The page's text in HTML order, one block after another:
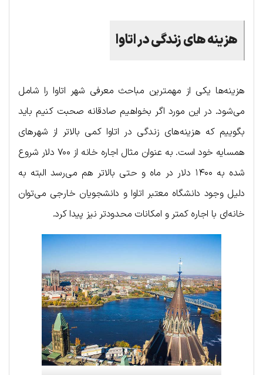
هزینه های زندگی در اتاوا
هزینه‌ها یکی از مهمترین مباحث معرفی شهر اتاوا را شامل
می‌شود. در این مورد اگر بخواهیم صادقانه صحبت کنیم باید
بگوییم که هزینه‌های زندگی در اتاوا کمی بالاتر از شهرهای
همسایه خود است. به عنوان مثال اجاره خانه از ۷۰۰ دلار شروع
شده به ۱۴۰۰ دلار در ماه و حتی بالاتر هم می‌رسد البته به
دلیل وجود دانشگاه معتبر اتاوا و دانشجویان خارجی می‌توان
خانه‌ای با اجاره کمتر و امکانات محدودتر نیز پیدا کرد.